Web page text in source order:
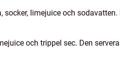
limejuice och
och trippel sec. Den